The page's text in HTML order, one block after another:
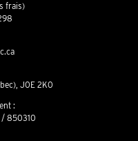
frais)
J0E 2K0
:
850310